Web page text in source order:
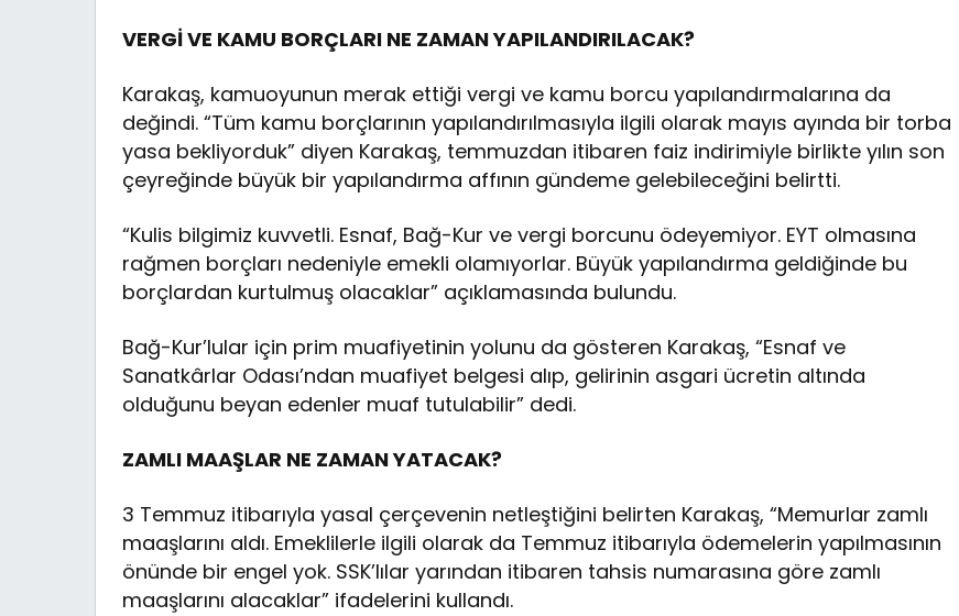
VERGİ VE KAMU BORÇLARI NE ZAMAN YAPILANDIRILACAK?
Karakaş, kamuoyunun merak ettiği vergi ve kamu borcu yapılandırmalarına da
değindi. “Tüm kamu borçlarının yapılandırılmasıyla ilgili olarak mayıs ayında bir torba
yasa bekliyorduk” diyen Karakaş, temmuzdan itibaren faiz indirimiyle birlikte yılın son
çeyreğinde büyük bir yapılandırma affının gündeme gelebileceğini belirtti.
“Kulis bilgimiz kuvvetli. Esnaf, Bağ-Kur ve vergi borcunu ödeyemiyor. EYT olmasına
rağmen borçları nedeniyle emekli olamıyorlar. Büyük yapılandırma geldiğinde bu
borçlardan kurtulmuş olacaklar” açıklamasında bulundu.
Bağ-Kur’lular için prim muafiyetinin yolunu da gösteren Karakaş, “Esnaf ve
Sanatkârlar Odası’ndan muafiyet belgesi alıp, gelirinin asgari ücretin altında
olduğunu beyan edenler muaf tutulabilir” dedi.
ZAMLI MAAŞLAR NE ZAMAN YATACAK?
3 Temmuz itibarıyla yasal çerçevenin netleştiğini belirten Karakaş, “Memurlar zamlı
maaşlarını aldı. Emeklilerle ilgili olarak da Temmuz itibarıyla ödemelerin yapılmasının
önünde bir engel yok. SSK’lılar yarından itibaren tahsis numarasına göre zamlı
maaşlarını alacaklar” ifadelerini kullandı.